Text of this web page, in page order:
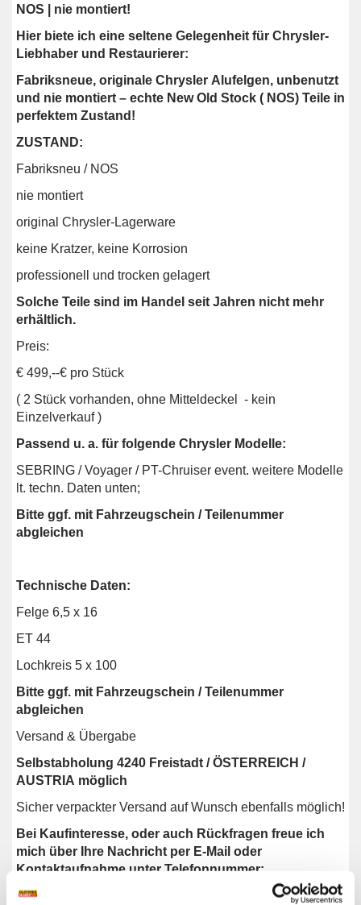
NOS | nie montiert!
Hier biete ich eine seltene Gelegenheit für Chrysler-
Liebhaber und Restaurierer:
Fabriksneue, originale Chrysler Alufelgen, unbenutzt
und nie montiert – echte New Old Stock ( NOS) Teile in
perfektem Zustand!
ZUSTAND:
Fabriksneu / NOS
nie montiert
original Chrysler-Lagerware
keine Kratzer, keine Korrosion
professionell und trocken gelagert
Solche Teile sind im Handel seit Jahren nicht mehr
erhältlich.
Preis:
€ 499,--€ pro Stück
( 2 Stück vorhanden, ohne Mitteldeckel - kein
Einzelverkauf )
Passend u. a. für folgende Chrysler Modelle:
SEBRING / Voyager / PT-Chruiser event. weitere Modelle
lt. techn. Daten unten;
Bitte ggf. mit Fahrzeugschein / Teilenummer
abgleichen
Technische Daten:
Felge 6,5 x 16
ET 44
Lochkreis 5 x 100
Bitte ggf. mit Fahrzeugschein / Teilenummer
abgleichen
Versand & Übergabe
Selbstabholung 4240 Freistadt / ÖSTERREICH /
AUSTRIA möglich
Sicher verpackter Versand auf Wunsch ebenfalls möglich!
Bei Kaufinteresse, oder auch Rückfragen freue ich
mich über Ihre Nachricht per E-Mail oder
Kontaktaufnahme unter Telefonnummer:
0681/10466003